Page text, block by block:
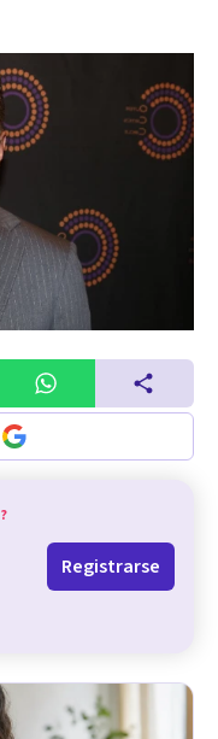
?
Registrarse